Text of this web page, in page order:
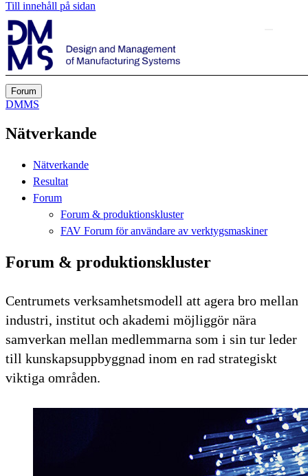
Till innehåll på sidan
Forum
DMMS
Nätverkande
Nätverkande
Resultat
Forum
Forum & produktionskluster
FAV Forum för användare av verktygsmaskiner
Forum & produktionskluster
Centrumets verksamhetsmodell att agera bro mellan
industri, institut och akademi möjliggör nära
samverkan mellan medlemmarna som i sin tur leder
till kunskapsuppbyggnad inom en rad strategiskt
viktiga områden.